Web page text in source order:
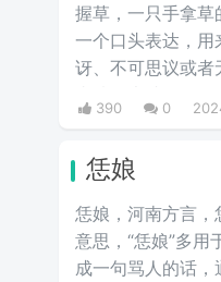
握草，一只手拿草
一个口头表达，用
讶、不可思议或者
并不是骂人的意思。
390 0
恁娘
恁娘，河南方言
意思，“恁娘”多用
成一句骂人的话